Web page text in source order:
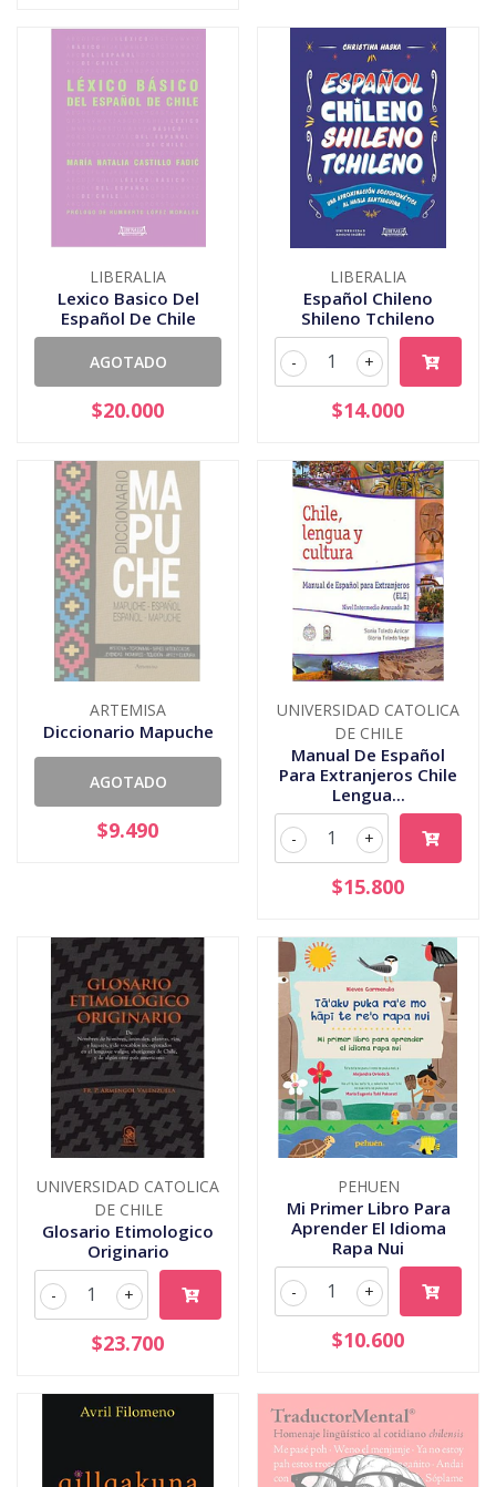
LIBERALIA
Lexico Basico Del
Español De Chile
AGOTADO
$20.000
LIBERALIA
Español Chileno
Shileno Tchileno
+
-
$14.000
ARTEMISA
Diccionario Mapuche
AGOTADO
$9.490
UNIVERSIDAD CATOLICA
DE CHILE
Manual De Español
Para Extranjeros Chile
Lengua...
+
-
$15.800
UNIVERSIDAD CATOLICA
DE CHILE
Glosario Etimologico
Originario
+
-
$23.700
PEHUEN
Mi Primer Libro Para
Aprender El Idioma
Rapa Nui
+
-
$10.600